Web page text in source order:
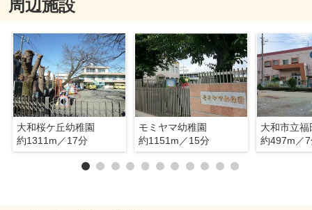
周辺施設
大和桜ケ丘幼稚園
約1311m／17分
モミヤマ幼稚園
約1151m／15分
大和市立福
約497m／